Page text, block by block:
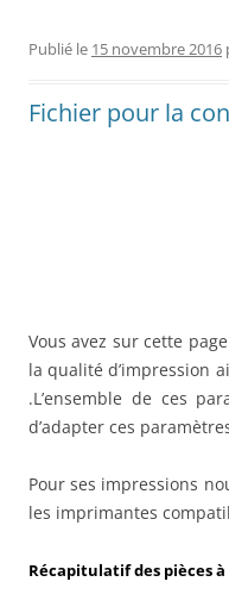
Publié le 15 novembre 2016
Fichier pour la
Vous avez sur cette
la qualité d’impression
.L’ensemble de ces
d’adapter ces
Pour ses impressions
les imprimantes
Récapitulatif des pièces